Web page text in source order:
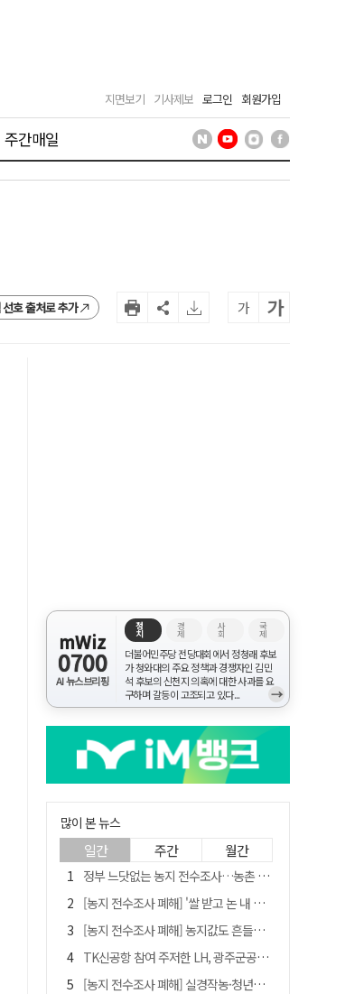
지면보기 기사제보 로그인 회원가입
주간매일
호 출처로 추가 가 가
mWiz
0700
AI 뉴스브리핑
정
치
경
제
사
회
국
제
더불어민주당 전당대회에서 정청래 후보
가 청와대의 주요 정책과 경쟁자인 김민
석 후보의 신천지 의혹에 대한 사과를 요
구하며 갈등이 고조되고 있다...
→
많이 본 뉴스
일간 주간 월간
정부 느닷없는 농지 전수조사…농촌 들쑤시는 '경자유전'의 칼날
[농지 전수조사 폐해] '쌀 받고 논 내 준' 도지농 이제 어쩌나?
[농지 전수조사 폐해] 농지값도 흔들리나…"도지 막히면 헐값 매물 나올 수도"
TK신공항 참여 주저한 LH, 광주군공항 사업에는 앞장
[농지 전수조사 폐해] 실경작농·청년농 부담도 커진다